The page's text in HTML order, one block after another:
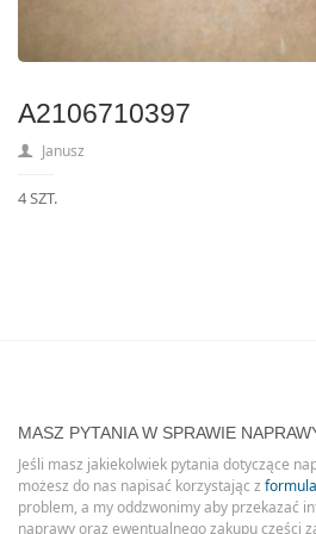
A2106710397
Janusz
4 SZT.
MASZ PYTANIA W SPRAWIE
Jeśli masz jakiekolwiek pytania dotyczące
możesz do nas napisać korzystając z
problem, a my oddzwonimy aby przekazać
naprawy oraz ewentualnego zakupu części